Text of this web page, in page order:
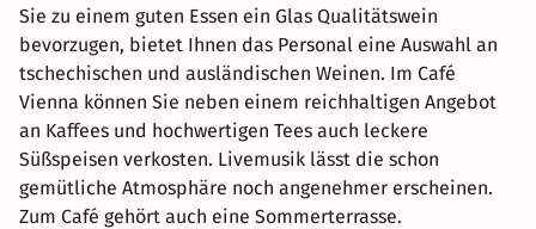
Sie zu einem guten Essen ein Glas Qualitätswein
bevorzugen, bietet Ihnen das Personal eine Auswahl an
tschechischen und ausländischen Weinen. Im Café
Vienna können Sie neben einem reichhaltigen Angebot
an Kaffees und hochwertigen Tees auch leckere
Süßspeisen verkosten. Livemusik lässt die schon
gemütliche Atmosphäre noch angenehmer erscheinen.
Zum Café gehört auch eine Sommerterrasse.